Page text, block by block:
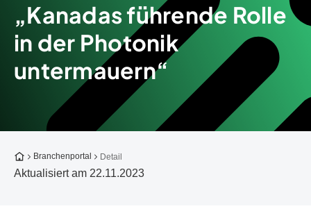
„Kanadas führende Rolle
in der Photonik
untermauern“
Zur Startseite
Branchenportal Detail
Aktualisiert am 22.11.2023